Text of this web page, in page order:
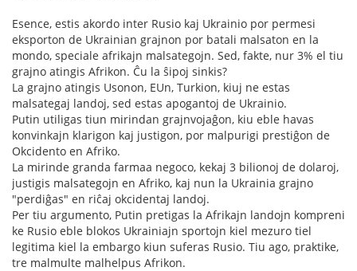
Esence, estis akordo inter Rusio kaj Ukrainio por permesi
eksporton de Ukrainian grajnon por batali malsaton en la
mondo, speciale afrikajn malsategojn. Sed, fakte, nur 3% el tiu
grajno atingis Afrikon. Ĉu la ŝipoj sinkis?
La grajno atingis Usonon, EUn, Turkion, kiuj ne estas
malsategaj landoj, sed estas apogantoj de Ukrainio.
Putin utiligas tiun mirindan grajnvojaĝon, kiu eble havas
konvinkajn klarigon kaj justigon, por malpurigi prestiĝon de
Okcidento en Afriko.
La mirinde granda farmaa negoco, kekaj 3 bilionoj de dolaroj,
justigis malsategojn en Afriko, kaj nun la Ukrainia grajno
"perdiĝas" en riĉaj okcidentaj landoj.
Per tiu argumento, Putin pretigas la Afrikajn landojn kompreni
ke Rusio eble blokos Ukrainiajn sportojn kiel mezuro tiel
legitima kiel la embargo kiun suferas Rusio. Tiu ago, praktike,
tre malmulte malhelpus Afrikon.